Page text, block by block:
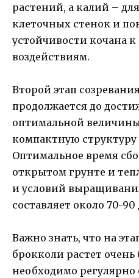
растений, а калий –
клеточных стенок и
устойчивости кочана
воздействиям.
Второй этап
продолжается до
оптимальной
компактную
Оптимальное время
открытом грунте и
и условий
составляет около 70-
Важно знать, что на
брокколи растет
необходимо регулярно